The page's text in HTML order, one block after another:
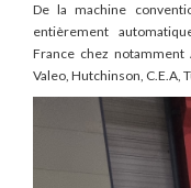
De la machine
entièrement
France chez notamment
Valeo, Hutchinson, C.E.A,